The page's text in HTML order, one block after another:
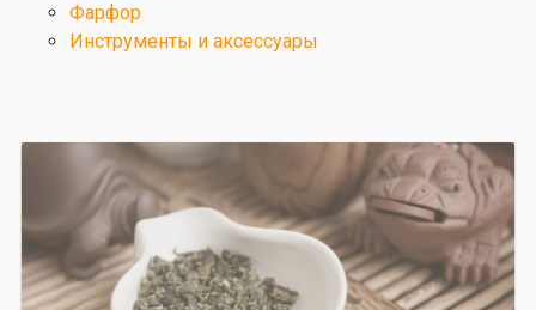
Фарфор
Инструменты и аксессуары